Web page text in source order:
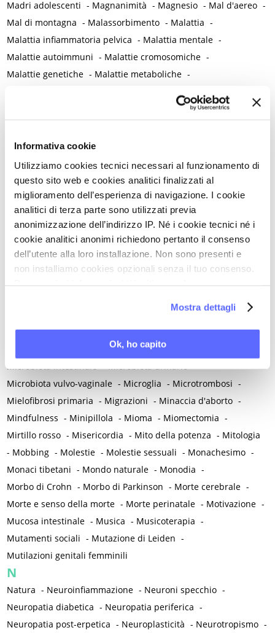
Informativa cookie
Utilizziamo cookies tecnici necessari al funzionamento di
questo sito web e cookies analitici finalizzati al
miglioramento dell’esperienza di navigazione. I cookie
analitici di terza parte sono utilizzati previa
anonimizzazione dell’indirizzo IP. Né i cookie tecnici né i
cookie analitici anonimi richiedono pertanto il consenso
dell’utente alla loro installazione. Non sono presenti e
non installiamo cookies opzionali senza il tuo consenso.
Mostra dettagli
Ok, ho capito
Madri adolescenti - Magnanimità - Magnesio - Mal d'aereo -
Mal di montagna - Malassorbimento - Malattia -
Malattia infiammatoria pelvica - Malattia mentale -
Malattie autoimmuni - Malattie cromosomiche -
Malattie genetiche - Malattie metaboliche -
- Malformazioni
-
Massaggio -Mastectomia profilattica bilaterale
Mastodinia / Mastalgia
Mastopatia fibrocistica Maternità
Matrimonio non consumato -Medicina -Medicina di genere
Medicina di precisione -Medicina occidentale -
Medicina rigenerativa - Medicina tradizionale cinese
Medico di famiglia -Meditazione - Melanosi vulvare -
Melatonina -Memoria -Memoria morale -
Menarca e pubertà
Menopausa e premenopausa
Mestruazione retrograda -Metabolismo -Mialgia -
Microbiota endometriale
Microbiota intestinale -Microbiota urinario -
Microbiota vulvo-vaginale - Microglia - Microtrombosi -
Mielofibrosi primaria - Migrazioni - Minaccia d'aborto -
Mindfulness - Minipillola - Mioma - Miomectomia -
Mirtillo rosso - Misericordia - Mito della potenza - Mitologia
- Mobbing - Molestie - Molestie sessuali - Monachesimo -
Monaci tibetani - Mondo naturale - Monodia -
Morbo di Crohn - Morbo di Parkinson - Morte cerebrale -
Morte e senso della morte - Morte perinatale - Motivazione -
Mucosa intestinale - Musica - Musicoterapia -
Mutamenti sociali - Mutazione di Leiden -
Mutilazioni genitali femminili
N
Natura - Neuroinfiammazione - Neuroni specchio -
Neuropatia diabetica - Neuropatia periferica -
Neuropatia post-erpetica - Neuroplasticità - Neurotropismo -